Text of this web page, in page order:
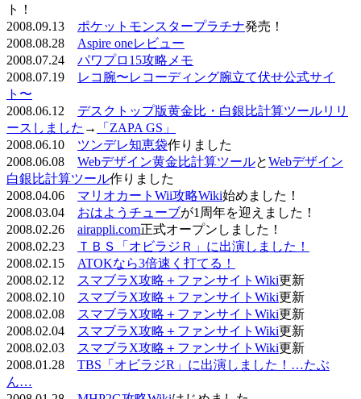
ト！
2008.09.13 ポケットモンスタープラチナ発売！
2008.08.28 Aspire oneレビュー
2008.07.24 パワプロ15攻略メモ
2008.07.19
レコ腕〜レコーディング腕立て伏せ公式サイ
ト〜
2008.06.12 デスクトップ版黄金比・白銀比計算ツールリリ
ースしました →
「ZAPA GS」
2008.06.10 ツンデレ知恵袋作りました
2008.06.08 Webデザイン黄金比計算ツールとWebデザイン
白銀比計算ツール作りました
2008.04.06 マリオカートWii攻略Wiki始めました！
2008.03.04 おはようチューブが1周年を迎えました！
2008.02.26 airappli.com正式オープンしました！
2008.02.23
ＴＢＳ「オビラジＲ」に出演しました！
2008.02.15 ATOKなら3倍速く打てる！
2008.02.12
スマブラX攻略＋ファンサイトWiki更新
2008.02.10
スマブラX攻略＋ファンサイトWiki更新
2008.02.08
スマブラX攻略＋ファンサイトWiki更新
2008.02.04
スマブラX攻略＋ファンサイトWiki更新
2008.02.03
スマブラX攻略＋ファンサイトWiki更新
2008.01.28 TBS「オビラジR」に出演しました！…たぶ
ん…